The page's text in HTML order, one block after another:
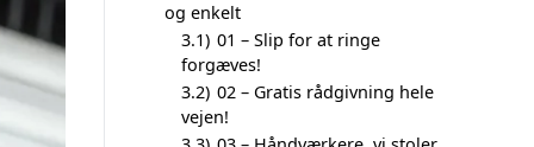
og enkelt
3.1) 01 – Slip for at ringe
forgæves!
3.2) 02 – Gratis rådgivning hele
vejen!